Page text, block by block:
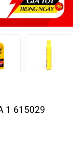
1 615029